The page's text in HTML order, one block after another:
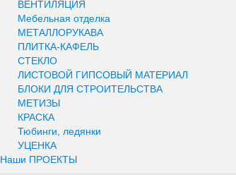
ВЕНТИЛЯЦИЯ
Мебельная отделка
МЕТАЛЛОРУКАВА
ПЛИТКА-КАФЕЛЬ
СТЕКЛО
ЛИСТОВОЙ ГИПСОВЫЙ МАТЕРИАЛ
БЛОКИ ДЛЯ СТРОИТЕЛЬСТВА
МЕТИЗЫ
КРАСКА
Тюбинги, ледянки
УЦЕНКА
Наши ПРОЕКТЫ